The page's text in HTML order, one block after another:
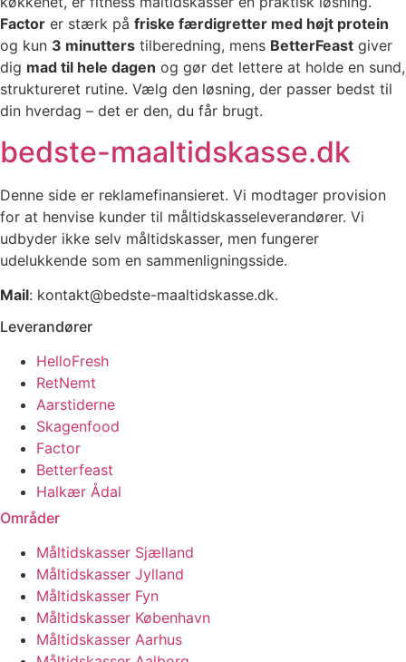
Factor er stærk på friske færdigretter med højt protein
og kun 3 minutters tilberedning, mens BetterFeast giver
dig mad til hele dagen og gør det lettere at holde en sund,
struktureret rutine. Vælg den løsning, der passer bedst til
din hverdag – det er den, du får brugt.
bedste-maaltidskasse.dk
Denne side er reklamefinansieret. Vi modtager provision
for at henvise kunder til måltidskasseleverandører. Vi
udbyder ikke selv måltidskasser, men fungerer
udelukkende som en sammenligningsside.
Mail: kontakt@bedste-maaltidskasse.dk.
Leverandører
HelloFresh
RetNemt
Aarstiderne
Skagenfood
Factor
Betterfeast
Halkær Ådal
Områder
Måltidskasser Sjælland
Måltidskasser Jylland
Måltidskasser Fyn
Måltidskasser København
Måltidskasser Aarhus